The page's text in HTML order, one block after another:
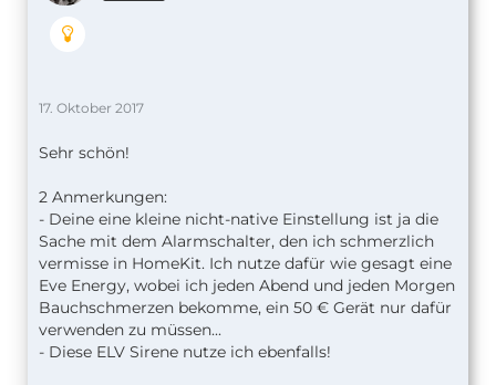
17. Oktober 2017
Sehr schön!
2 Anmerkungen:
- Deine eine kleine nicht-native Einstellung ist ja die
Sache mit dem Alarmschalter, den ich schmerzlich
vermisse in HomeKit. Ich nutze dafür wie gesagt eine
Eve Energy, wobei ich jeden Abend und jeden Morgen
Bauchschmerzen bekomme, ein 50 € Gerät nur dafür
verwenden zu müssen...
- Diese ELV Sirene nutze ich ebenfalls!